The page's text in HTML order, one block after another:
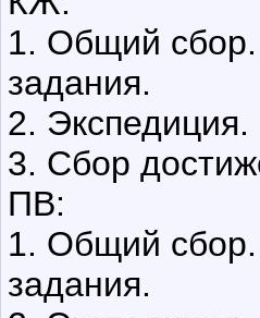
1. Общий
задания.
2. Экспедиция.
3. Сбор
ПВ:
1. Общий
задания.